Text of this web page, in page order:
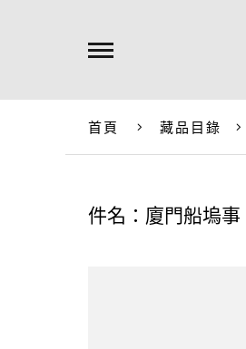
首頁 藏品目錄
件名：廈門船塢事